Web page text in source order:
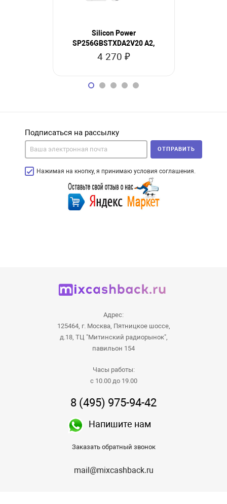
Silicon Power
SP256GBSTXDA2V20 A2,
V30, UHS-I
4 270 ₽
Подписаться на рассылку
Нажимая на кнопку, я принимаю условия соглашения.
ОТПРАВИТЬ
Адрес:
125464, г. Москва, Пятницкое шоссе,
д.18, ТЦ "Митинский радиорынок",
павильон 154
Часы работы:
с 10.00 до 19.00
8 (495) 975-94-42
Напишите нам
Заказать обратный звонок
mail@mixcashback.ru